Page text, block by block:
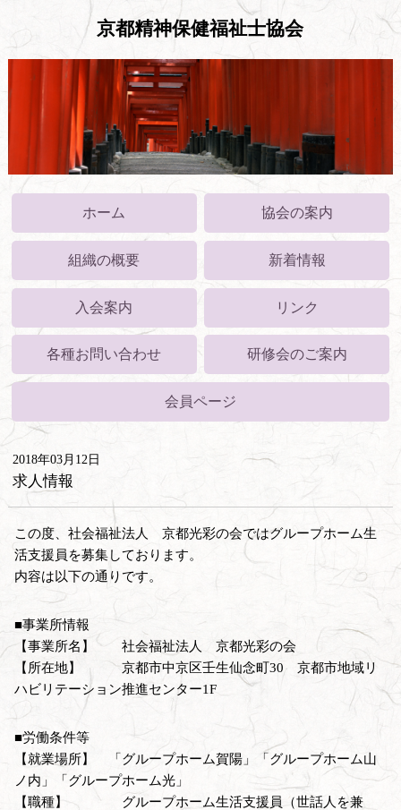
京都精神保健福祉士協会
ホーム 協会の案内
組織の概要 新着情報
入会案内 リンク
各種お問い合わせ 研修会のご案内
会員ページ
2018年03月12日
求人情報
この度、社会福祉法人 京都光彩の会ではグループホーム生
活支援員を募集しております。
内容は以下の通りです。
■事業所情報
【事業所名】 社会福祉法人 京都光彩の会
【所在地】 京都市中京区壬生仙念町30 京都市地域リ
ハビリテーション推進センター1F
■労働条件等
【就業場所】 「グループホーム賀陽」「グループホーム山
ノ内」「グループホーム光」
【職種】 グループホーム生活支援員（世話人を兼